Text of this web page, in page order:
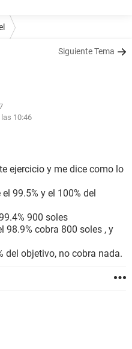
Siguiente Tema
10:46
ejercicio y me dice como lo
99.5% y el 100% del
900 soles
98.9% cobra 800 soles , y
del objetivo, no cobra nada.